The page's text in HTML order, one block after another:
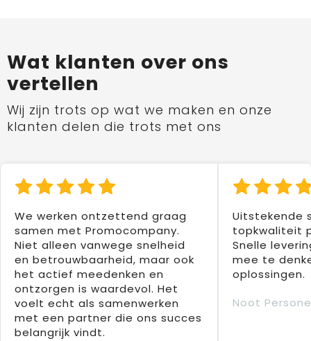
Wat klanten over ons
vertellen
Wij zijn trots op wat we maken en onze
klanten delen die trots met ons
We werken ontzettend graag
samen met Promocompany.
Niet alleen vanwege snelheid
en betrouwbaarheid, maar ook
het actief meedenken en
ontzorgen is waardevol. Het
voelt echt als samenwerken
met een partner die ons succes
belangrijk vindt.
Uitstekende
topkwaliteit
Snelle
mee te
oplossingen.
Noot